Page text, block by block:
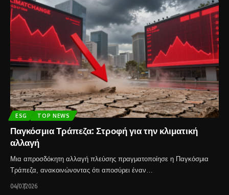
ESG TOP NEWS
Παγκόσμια Τράπεζα: Στροφή για την κλιματική
αλλαγή
Μια απροσδόκητη αλλαγή πλεύσης πραγματοποίησε η Παγκόσμια
Τράπεζα, ανακοινώνοντας ότι αποσύρει έναν…
04/07/2026